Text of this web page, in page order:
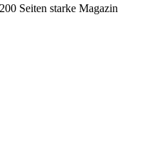
Seiten starke Magazin